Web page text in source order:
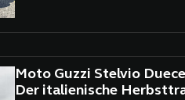
Moto Guzzi Stelvio
Der italienische